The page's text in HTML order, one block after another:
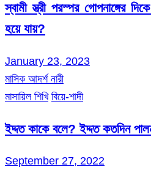
স্বামী স্ত্রী পরস্পর গোপনাঙ্গের
হয়ে যায়?
January 23, 2023
মাসিক আদর্শ নারী
মাসায়িল শিখি বিয়ে-শাদী
ইদ্দত কাকে বলে? ইদ্দত কতদিন
September 27, 2022